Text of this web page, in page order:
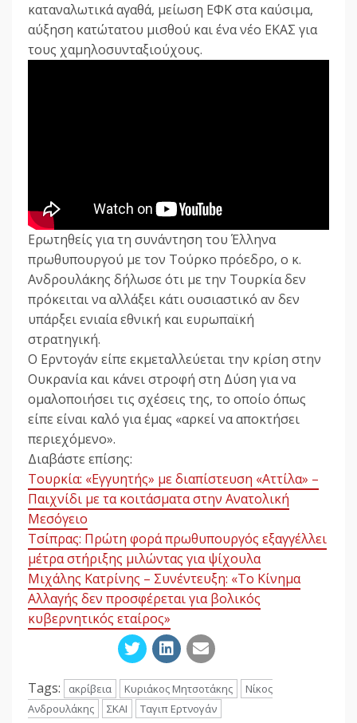
καταναλωτικά αγαθά, μείωση ΕΦΚ στα καύσιμα,
αύξηση κατώτατου μισθού και ένα νέο ΕΚΑΣ για
τους χαμηλοσυνταξιούχους.
Ερωτηθείς για τη συνάντηση του Έλληνα
πρωθυπουργού με τον Τούρκο πρόεδρο, ο κ.
Ανδρουλάκης δήλωσε ότι με την Τουρκία δεν
πρόκειται να αλλάξει κάτι ουσιαστικό αν δεν
υπάρξει ενιαία εθνική και ευρωπαϊκή
στρατηγική.
Ο Ερντογάν είπε εκμεταλλεύεται την κρίση στην
Ουκρανία και κάνει στροφή στη Δύση για να
ομαλοποιήσει τις σχέσεις της, το οποίο όπως
είπε είναι καλό για έμας «αρκεί να αποκτήσει
περιεχόμενο».
Διαβάστε επίσης:
Τουρκία: «Εγγυητής» με διαπίστευση «Αττίλα» –
Παιχνίδι με τα κοιτάσματα στην Ανατολική
Μεσόγειο
Τσίπρας: Πρώτη φορά πρωθυπουργός εξαγγέλλει
μέτρα στήριξης μιλώντας για ψίχουλα
Μιχάλης Κατρίνης – Συνέντευξη: «Το Κίνημα
Αλλαγής δεν προσφέρεται για βολικός
κυβερνητικός εταίρος»
Tags: ακρίβεια Κυριάκος Μητσοτάκης
Νίκος
Ανδρουλάκης
ΣΚΑΙ Ταγιπ Ερτνογάν